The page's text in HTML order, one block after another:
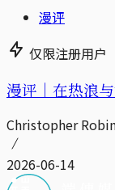
漫评
仅限注册用户
漫评｜在热浪
Christopher
2026-06-14